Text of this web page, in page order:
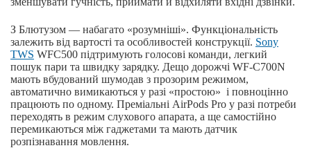
З Блютузом — набагато «розумніші». Функціональність
залежить від вартості та особливостей конструкції. Sony
TWS WFC500 підтримують голосові команди, легкий
пошук пари та швидку зарядку. Дещо дорожчі WF-C700N
мають вбудований шумодав з прозорим режимом,
автоматично вимикаються у разі «простою» і повноцінно
працюють по одному. Преміальні AirPods Pro у разі потреби
переходять в режим слухового апарата, а ще самостійно
перемикаються між гаджетами та мають датчик
розпізнавання мовлення.